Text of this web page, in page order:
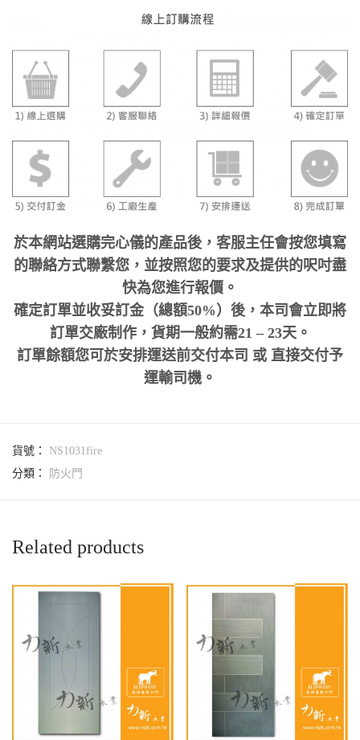
於本網站選購完心儀的產品後，客服主任會按您填寫
的聯絡方式聯繫您，並按照您的要求及提供的呎吋盡
快為您進行報價。
確定訂單並收妥訂金（總額50%）後，本司會立即將
訂單交廠制作，貨期一般約需21 – 23天。
訂單餘額您可於安排運送前交付本司 或 直接交付予
運輸司機。
貨號： NS1031fire
分類：
防火門
Related products